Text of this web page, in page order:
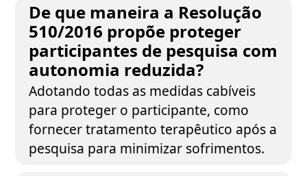
De que maneira a Resolução
510/2016 propõe proteger
participantes de pesquisa com
autonomia reduzida?
Adotando todas as medidas cabíveis
para proteger o participante, como
fornecer tratamento terapêutico após a
pesquisa para minimizar sofrimentos.